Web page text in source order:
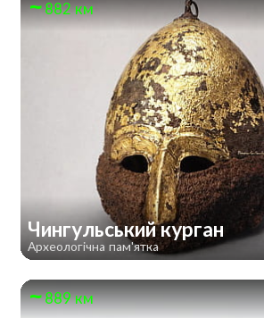
882 км
Чингульський курган
Археологічна пам'ятка
889 км